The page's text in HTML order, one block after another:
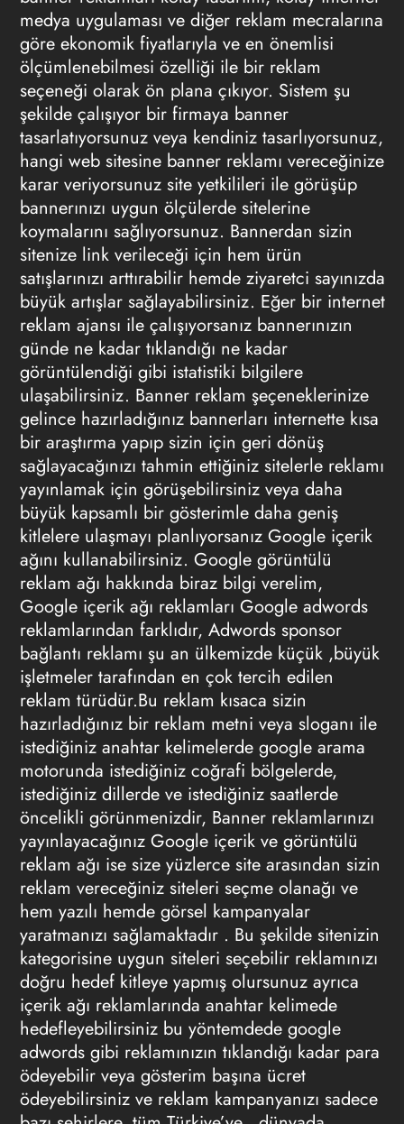
medya uygulaması ve diğer reklam mecralarına
göre ekonomik fiyatlarıyla ve en önemlisi
ölçümlenebilmesi özelliği ile bir reklam
seçeneği olarak ön plana çıkıyor. Sistem şu
şekilde çalışıyor bir firmaya banner
tasarlatıyorsunuz veya kendiniz tasarlıyorsunuz,
hangi web sitesine banner reklamı vereceğinize
karar veriyorsunuz site yetkilileri ile görüşüp
bannerınızı uygun ölçülerde sitelerine
koymalarını sağlıyorsunuz. Bannerdan sizin
sitenize link verileceği için hem ürün
satışlarınızı arttırabilir hemde ziyaretci sayınızda
büyük artışlar sağlayabilirsiniz. Eğer bir internet
reklam ajansı ile çalışıyorsanız bannerınızın
günde ne kadar tıklandığı ne kadar
görüntülendiği gibi istatistiki bilgilere
ulaşabilirsiniz. Banner reklam şeçeneklerinize
gelince hazırladığınız bannerları internette kısa
bir araştırma yapıp sizin için geri dönüş
sağlayacağınızı tahmin ettiğiniz sitelerle reklamı
yayınlamak için görüşebilirsiniz veya daha
büyük kapsamlı bir gösterimle daha geniş
kitlelere ulaşmayı planlıyorsanız Google içerik
ağını kullanabilirsiniz. Google görüntülü
reklam ağı hakkında biraz bilgi verelim,
Google içerik ağı reklamları Google adwords
reklamlarından farklıdır, Adwords sponsor
bağlantı reklamı şu an ülkemizde küçük ,büyük
işletmeler tarafından en çok tercih edilen
reklam türüdür.Bu reklam kısaca sizin
hazırladığınız bir reklam metni veya sloganı ile
istediğiniz anahtar kelimelerde google arama
motorunda istediğiniz coğrafi bölgelerde,
istediğiniz dillerde ve istediğiniz saatlerde
öncelikli görünmenizdir, Banner reklamlarınızı
yayınlayacağınız Google içerik ve görüntülü
reklam ağı ise size yüzlerce site arasından sizin
reklam vereceğiniz siteleri seçme olanağı ve
hem yazılı hemde görsel kampanyalar
yaratmanızı sağlamaktadır . Bu şekilde sitenizin
kategorisine uygun siteleri seçebilir reklamınızı
doğru hedef kitleye yapmış olursunuz ayrıca
içerik ağı reklamlarında anahtar kelimede
hedefleyebilirsiniz bu yöntemdede google
adwords gibi reklamınızın tıklandığı kadar para
ödeyebilir veya gösterim başına ücret
ödeyebilirsiniz ve reklam kampanyanızı sadece